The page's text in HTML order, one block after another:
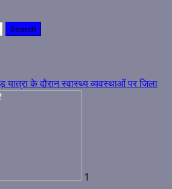
यात्रा के दौरान स्वास्थ्य व्यवस्थाओं पर जिला
1